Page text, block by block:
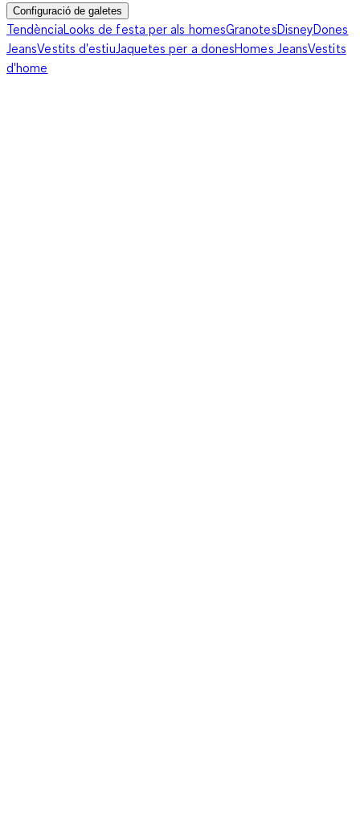
Configuració de galetes
TendènciaLooks de festa per als homesGranotesDisneyDones
JeansVestits d'estiuJaquetes per a donesHomes JeansVestits
d'home